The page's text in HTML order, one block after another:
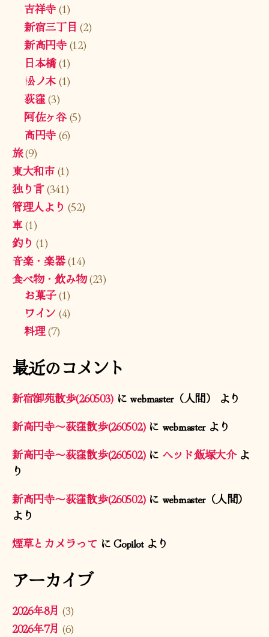
吉祥寺(1)
新宿三丁目 (2)
新高円寺(12)
日本橋(1)
松ノ木(1)
荻窪(3)
阿佐ヶ谷(5)
高円寺(6)
旅(9)
東大和市(1)
独り言(341)
管理人より (52)
車(1)
釣り (1)
音楽・楽器(14)
食べ物・飲み物(23)
お菓子(1)
ワイン (4)
料理(7)
最近のコメント
新宿御苑散歩(260503) にwebmaster（人間）
より
新高円寺〜荻窪散歩(260502)に webmasterより
新高円寺〜荻窪散歩(260502)に ヘッド飯塚大介よ
り
新高円寺〜荻窪散歩(260502)に webmaster（人間）
より
煙草とカメラってにCopilotより
アーカイブ
2026年8月 (3)
2026年7月 (6)